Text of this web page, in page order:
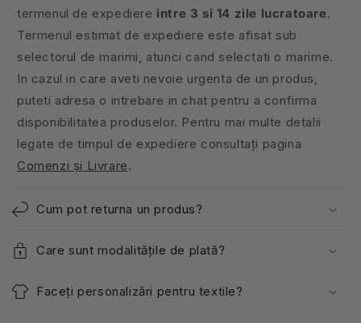
termenul de expediere intre 3 si 14 zile lucratoare.
Termenul estimat de expediere este afisat sub
selectorul de marimi, atunci cand selectati o marime.
In cazul in care aveti nevoie urgenta de un produs,
puteti adresa o intrebare in chat pentru a confirma
disponibilitatea produselor. Pentru mai multe detalii
legate de timpul de expediere consultați pagina
Comenzi și Livrare.
Cum pot returna un produs?
Care sunt modalitățile de plată?
Faceți personalizări pentru textile?